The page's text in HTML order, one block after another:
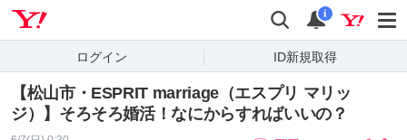
検索 通知
i
ログイン ID新規取得
【松山市・ESPRIT marriage（エスプリ マリッ
ジ）】そろそろ婚活！なにからすればいいの？